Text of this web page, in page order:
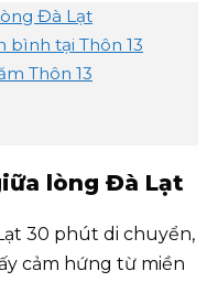
Đà Lạt
bình tại Thôn 13
Thôn 13
lòng Đà Lạt
30 phút di chuyển,
cảm hứng từ miền